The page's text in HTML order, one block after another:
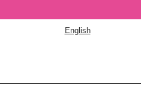
English